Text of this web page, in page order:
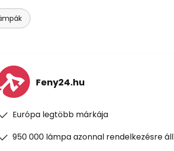
Feny24.hu
Európa legtöbb márkája
950 000 lámpa azonnal rendelkezésre áll